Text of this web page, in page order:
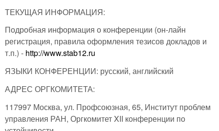
ТЕКУЩАЯ ИНФОРМАЦИЯ:
Подробная информация о конференции (он-лайн
регистрация, правила оформления тезисов докладов и
т.п.) - http://www.stab12.ru
ЯЗЫКИ КОНФЕРЕНЦИИ: русский, английский
АДРЕС ОРГКОМИТЕТА:
117997 Москва, ул. Профсоюзная, 65, Институт проблем
управления РАН, Оргкомитет XII конференции по